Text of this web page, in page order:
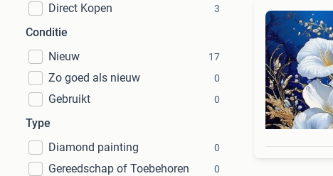
Direct Kopen
3
Conditie
Nieuw
17
Zo goed als nieuw 0
Gebruikt 0
Type
Diamond painting
0
Gereedschap of Toebehoren 0